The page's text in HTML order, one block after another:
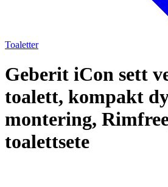
Toaletter
Geberit iCon sett
toalett, kompakt
montering,
toalettsete